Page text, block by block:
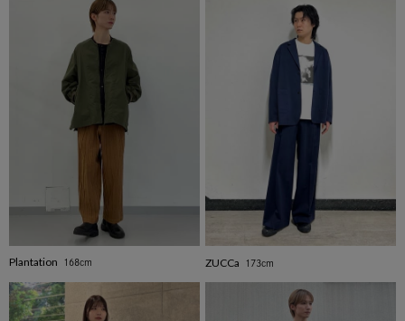
Plantation 168cm ZUCCa 173cm